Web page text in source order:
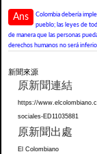
Ans
Colombia debería
pueblo; las leyes de
de manera que las personas
derechos humanos no será
新聞來源
原新聞連結
https://
sociales-ED11035881
原新聞出處
El Colombiano